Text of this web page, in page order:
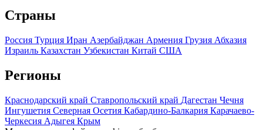
Страны
Россия Турция Иран Азербайджан Армения Грузия Абхазия
Израиль Казахстан Узбекистан Китай США
Регионы
Краснодарский край Ставропольский край Дагестан Чечня
Ингушетия Северная Осетия Кабардино-Балкария Карачаево-
Черкесия Адыгея Крым